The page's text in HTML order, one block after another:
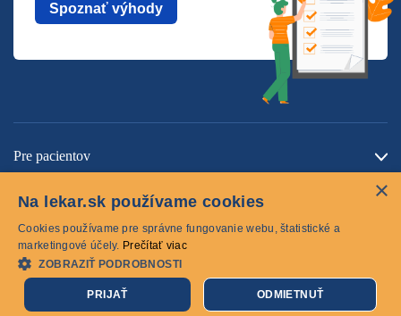
Spoznať výhody
Pre pacientov
© 2026 lekar.sk Všetky práva vyhradené
Cookies
×
Na lekar.sk používame cookies
Cookies používame pre správne fungovanie webu, štatistické a
marketingové účely. Prečítať viac
ZOBRAZIŤ PODROBNOSTI
PRIJAŤ ODMIETNUŤ